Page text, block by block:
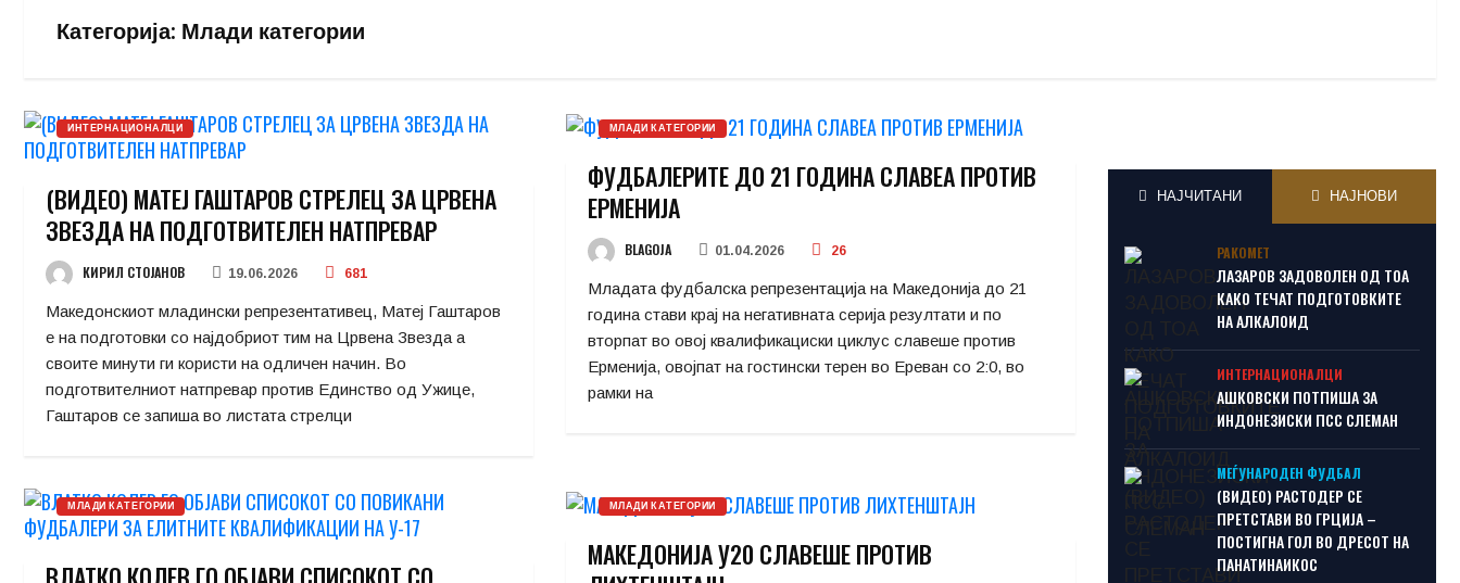
Категорија: Млади категории
ИНТЕРНАЦИОНАЛЦИ
(ВИДЕО) МАТЕЈ ГАШТАРОВ СТРЕЛЕЦ ЗА ЦРВЕНА
ЗВЕЗДА НА ПОДГОТВИТЕЛЕН НАТПРЕВАР
КИРИЛ СТОЈАНОВ 19.06.2026 681
Македонскиот младински репрезентативец, Матеј Гаштаров
е на подготовки со најдобриот тим на Црвена Звезда а
своите минути ги користи на одличен начин. Во
подготвителниот натпревар против Единство од Ужице,
Гаштаров се запиша во листата стрелци
МЛАДИ КАТЕГОРИИ
ФУДБАЛЕРИТЕ ДО 21 ГОДИНА СЛАВЕА ПРОТИВ
ЕРМЕНИЈА
BLAGOJA 01.04.2026 26
Младата фудбалска репрезентација на Македонија до 21
година стави крај на негативната серија резултати и по
вторпат во овој квалификациски циклус славеше против
Ерменија, овојпат на гостински терен во Ереван со 2:0, во
рамки на
МЛАДИ КАТЕГОРИИ МЛАДИ КАТЕГОРИИ
МАКЕДОНИЈА У20 СЛАВЕШЕ ПРОТИВ
НАЈЧИТАНИ НАЈНОВИ
РАКОМЕТ
ЛАЗАРОВ ЗАДОВОЛЕН ОД ТОА
КАКО ТЕЧАТ ПОДГОТОВКИТЕ
НА АЛКАЛОИД
ИНТЕРНАЦИОНАЛЦИ
АШКОВСКИ ПОТПИША ЗА
ИНДОНЕЗИСКИ ПСС СЛЕМАН
МЕЃУНАРОДЕН ФУДБАЛ
(ВИДЕО) РАСТОДЕР СЕ
ПРЕТСТАВИ ВО ГРЦИЈА –
ПОСТИГНА ГОЛ ВО ДРЕСОТ НА
ПАНАТИНАИКОС